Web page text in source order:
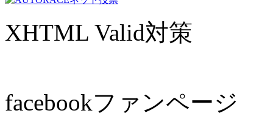
XHTML Valid対策
facebookファンページ